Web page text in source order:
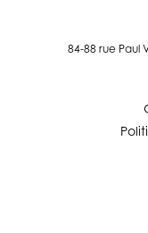
84-88 rue Paul